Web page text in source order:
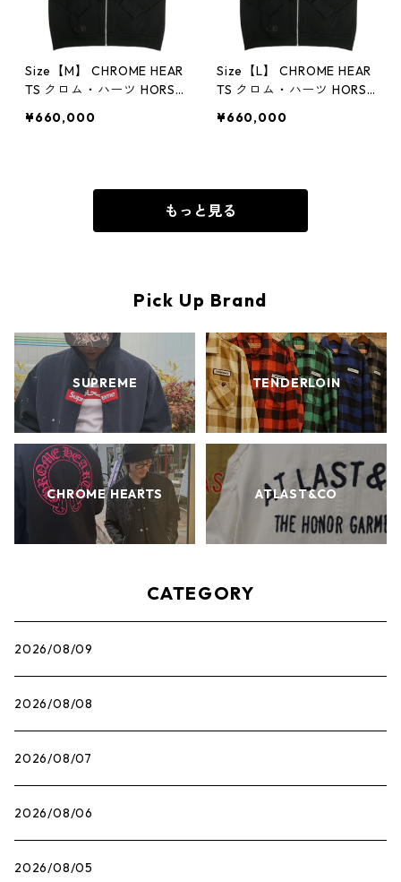
Size【M】 CHROME HEAR
TS クロム・ハーツ HORSE
LACK ジップパーカー 黒
¥660,000
Size【L】 CHROME HEAR
TS クロム・ハーツ HORSE
LACK ジップパーカー 黒
¥660,000
もっと見る
Pick Up Brand
SUPREME TENDERLOIN
CHROME HEARTS ATLAST&CO
CATEGORY
2026/08/09
2026/08/08
2026/08/07
2026/08/06
2026/08/05